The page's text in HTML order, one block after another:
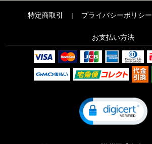
特定商取引 ｜ プライバシーポリシー
お支払い方法